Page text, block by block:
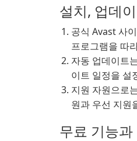
설치, 업데
공식 Avast 사
프로그램을 따
자동 업데이트
이트 일정을 설
지원 자원으로
원과 우선 지원
무료 기능